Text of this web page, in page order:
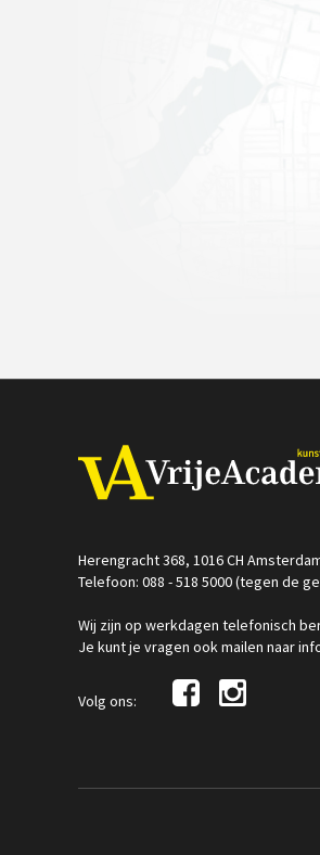
Herengracht 368, 1016 CH
Telefoon: 088 - 518 5000 (tegen de
Wij zijn op werkdagen telefonisch
Je kunt je vragen ook mailen naar
Volg ons: